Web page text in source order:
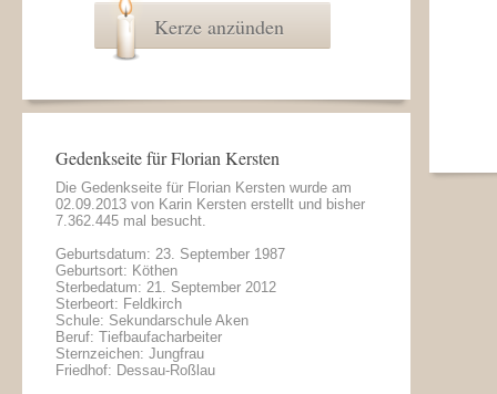
Kerze anzünden
Gedenkseite für Florian Kersten
Die Gedenkseite für Florian Kersten wurde am
02.09.2013 von Karin Kersten erstellt und bisher
7.362.445 mal besucht.
Geburtsdatum: 23. September 1987
Geburtsort: Köthen
Sterbedatum: 21. September 2012
Sterbeort: Feldkirch
Schule: Sekundarschule Aken
Beruf: Tiefbaufacharbeiter
Sternzeichen: Jungfrau
Friedhof: Dessau-Roßlau